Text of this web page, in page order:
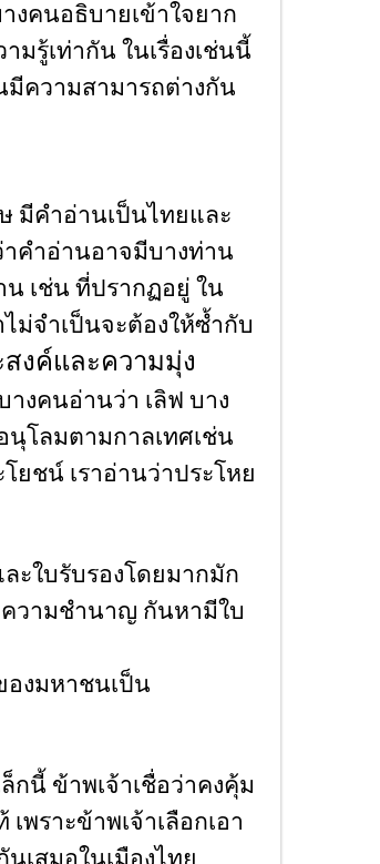
งคนอธิบายเข้าใจยาก
มรู้เท่ากัน ในเรื่องเช่นนี้
มีความสามารถต่างกัน
มีคำอ่านเป็นไทยและ
คำอ่านอาจมีบางท่าน
น เช่น ที่ปรากฏอยู่ ใน
ม่จําเป็นจะต้องให้ซ้ำกับ
งค์และความมุ่ง
างคนอ่านว่า เลิฟ บาง
โลมตามกาลเทศเช่น
ยชน์ เราอ่านว่าประโหย
ะใบรับรองโดยมากมัก
วามชํานาญ กันหามีใบ
องมหาชนเป็น
กนี้ ข้าพเจ้าเชื่อว่าคงคุ้ม
ราะข้าพเจ้าเลือกเอา
เสมอในเมืองไทย